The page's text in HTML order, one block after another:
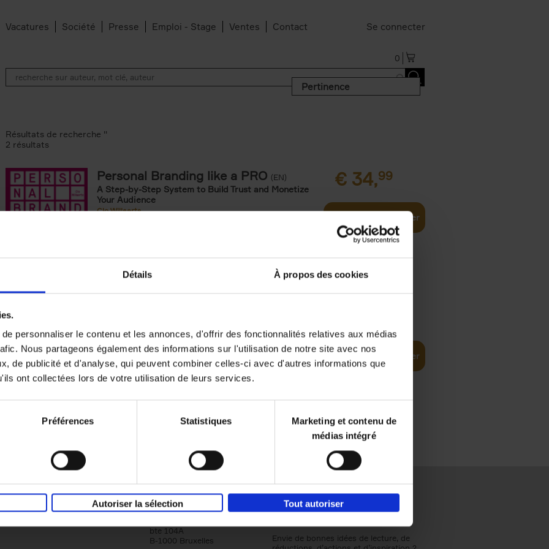
Détails À propos des cookies
personnaliser le contenu et les annonces, d'offrir des fonctionnalités relatives aux médias
Nous partageons également des informations sur l'utilisation de notre site avec nos
de publicité et d'analyse, qui peuvent combiner celles-ci avec d'autres informations que
ont collectées lors de votre utilisation de leurs services.
Préférences Statistiques
Marketing et contenu de
médias intégré
Autoriser la sélection Tout autoriser
Vacatures Société Presse Emploi - Stage Ventes Contact Se connecter
0
Pertinence
filter
Résultats de recherche ''
2 résultats
Personal Branding like a PRO (EN)
A Step-by-Step System to Build Trust and Monetize
Your Audience
Clo Willaerts
€ 34,99
Ajouter au panier
Planning to Promoting
Clo Willaerts
Couverture souple
352 Ajouter au panier
Société
Qui sommes-nous?
Éditions Racine
Tour & Taxis
bte 104A
B-1000 Bruxelles
Envie de bonnes idées de lecture, de